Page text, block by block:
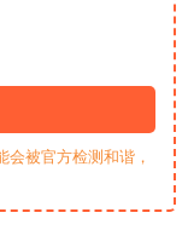
被官方检测和谐，